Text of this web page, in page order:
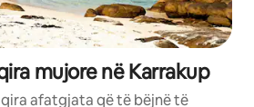
mujore në Karrakup
afatgjata që të bëjnë të